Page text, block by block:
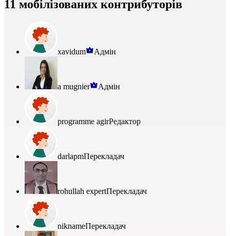
11 мобілізованих контрибуторів
xavidum Адмін
a mugnier Адмін
programme agirРедактор
darlapmПерекладач
rohullah expertПерекладач
niknameПерекладач